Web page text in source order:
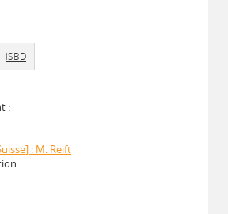
ISBD
:
: M. Reift
: